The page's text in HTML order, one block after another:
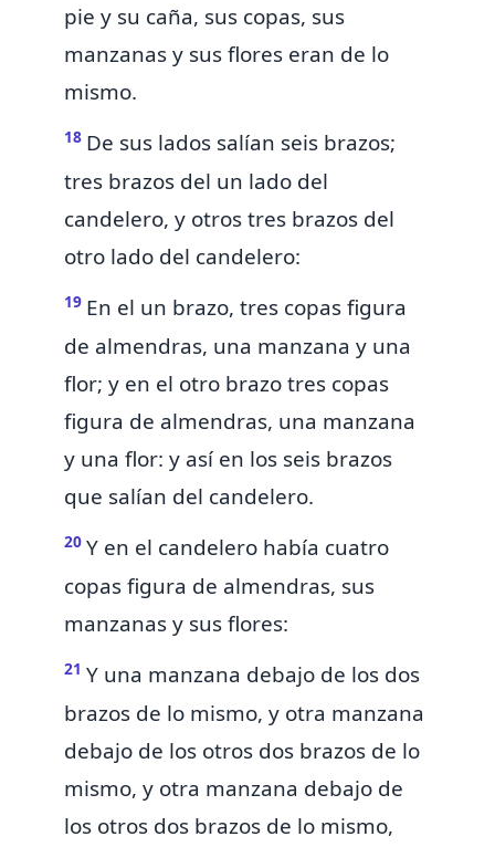
pie y su caña, sus copas, sus
manzanas y sus flores eran de lo
mismo.
18 De sus lados salían seis brazos;
tres brazos del un lado del
candelero, y otros tres brazos del
otro lado del candelero:
19 En el un brazo, tres copas figura
de almendras, una manzana y una
flor; y en el otro brazo tres copas
figura de almendras, una manzana
y una flor: y así en los seis brazos
que salían del candelero.
20 Y en el candelero había cuatro
copas figura de almendras, sus
manzanas y sus flores:
21 Y una manzana debajo de los dos
brazos de lo mismo, y otra manzana
debajo de los otros dos brazos de lo
mismo, y otra manzana debajo de
los otros dos brazos de lo mismo,